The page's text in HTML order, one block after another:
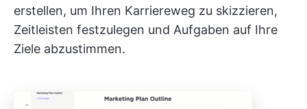
erstellen, um Ihren Karriereweg zu skizzieren,
Zeitleisten festzulegen und Aufgaben auf Ihre
Ziele abzustimmen.